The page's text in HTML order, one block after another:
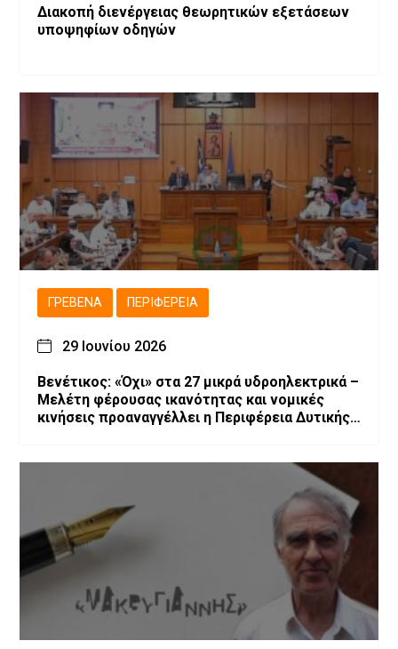
Διακοπή διενέργειας θεωρητικών εξετάσεων
υποψηφίων οδηγών
ΓΡΕΒΕΝΆ ΠΕΡΙΦΈΡΕΙΑ
29 Ιουνίου 2026
Βενέτικος: «Όχι» στα 27 μικρά υδροηλεκτρικά –
Μελέτη φέρουσας ικανότητας και νομικές
κινήσεις προαναγγέλλει η Περιφέρεια Δυτικής